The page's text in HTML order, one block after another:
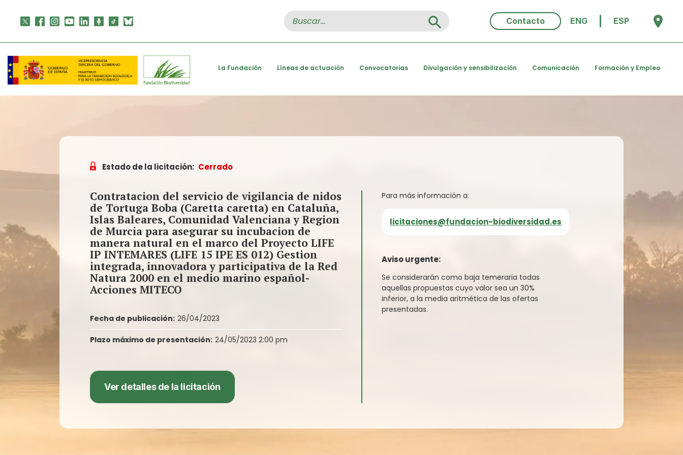
content
Search
for:
Search Button
Contacto
ENG ESP
La Fundación Líneas de actuación Convocatorias Divulgación y sensibilización Comunicación Formación y Empleo
Estado de la licitación: Cerrado
Contratacion del servicio de vigilancia de nidos
de Tortuga Boba (Caretta caretta) en Cataluña,
Islas Baleares, Comunidad Valenciana y Region
de Murcia para asegurar su incubacion de
manera natural en el marco del Proyecto LIFE
IP INTEMARES (LIFE 15 IPE ES 012) Gestion
integrada, innovadora y participativa de la Red
Natura 2000 en el medio marino español-
Acciones MITECO
Fecha de publicación: 26/04/2023
Plazo máximo de presentación: 24/05/2023 2:00 pm
Ver detalles de la licitación
Para más información a:
licitaciones@fundacion-biodiversidad.es
Aviso urgente:
Se considerarán como baja temeraria todas
aquellas propuestas cuyo valor sea un 30%
inferior, a la media aritmética de las ofertas
presentadas.